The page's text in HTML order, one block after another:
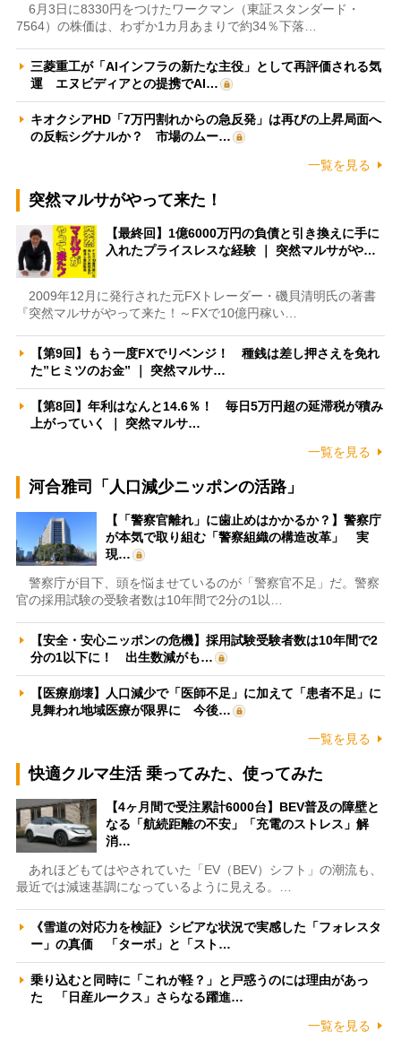
6月3日に8330円をつけたワークマン（東証スタンダード・
7564）の株価は、わずか1カ月あまりで約34％下落…
三菱重工が「AIインフラの新たな主役」として再評価される気
運 エヌビディアとの提携でAI…
キオクシアHD「7万円割れからの急反発」は再びの上昇局面へ
の反転シグナルか？ 市場のムー…
一覧を見る
突然マルサがやって来た！
【最終回】1億6000万円の負債と引き換えに手に
入れたプライスレスな経験 ｜ 突然マルサがや…
2009年12月に発行された元FXトレーダー・磯貝清明氏の著書
『突然マルサがやって来た！～FXで10億円稼い…
【第9回】もう一度FXでリベンジ！ 種銭は差し押さえを免れ
た”ヒミツのお金” ｜ 突然マルサ…
【第8回】年利はなんと14.6％！ 毎日5万円超の延滞税が積み
上がっていく ｜ 突然マルサ…
一覧を見る
河合雅司「人口減少ニッポンの活路」
【「警察官離れ」に歯止めはかかるか？】警察庁
が本気で取り組む「警察組織の構造改革」 実
現…
警察庁が目下、頭を悩ませているのが「警察官不足」だ。警察
官の採用試験の受験者数は10年間で2分の1以…
【安全・安心ニッポンの危機】採用試験受験者数は10年間で2
分の1以下に！ 出生数減がも…
【医療崩壊】人口減少で「医師不足」に加えて「患者不足」に
見舞われ地域医療が限界に 今後…
一覧を見る
快適クルマ生活 乗ってみた、使ってみた
【4ヶ月間で受注累計6000台】BEV普及の障壁と
なる「航続距離の不安」「充電のストレス」解
消…
あれほどもてはやされていた「EV（BEV）シフト」の潮流も、
最近では減速基調になっているように見える。…
《雪道の対応力を検証》シビアな状況で実感した「フォレスタ
ー」の真価 「ターボ」と「スト…
乗り込むと同時に「これが軽？」と戸惑うのには理由があっ
た 「日産ルークス」さらなる躍進…
一覧を見る